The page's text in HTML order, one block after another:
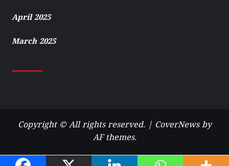
April 2025
March 2025
Copyright © All rights reserved. | CoverNewsby
AF themes.